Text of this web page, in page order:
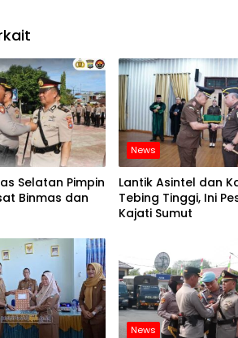
Selatan Pimpin
Binmas dan
News
Lantik Asintel dan
Tebing Tinggi, Ini
Kajati Sumut
News